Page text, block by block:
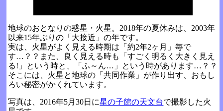
地球のおとなりの惑星・火星。2018年の夏休みは、2003年
以来15年ぶりの「大接近」の年です。
実は、火星がよく見える時期は「約2年2ヶ月」毎で
す…？？また、良く見える時も「すごく明るく大きく見え
る!」という時と、「ふ～ん…」という時があります…？？
そこには、火星と地球の「共同作業」が作り出す、おもし
ろい秘密がかくれています。
写真は、2016年5月30日に星の子館の天文台で撮影した火